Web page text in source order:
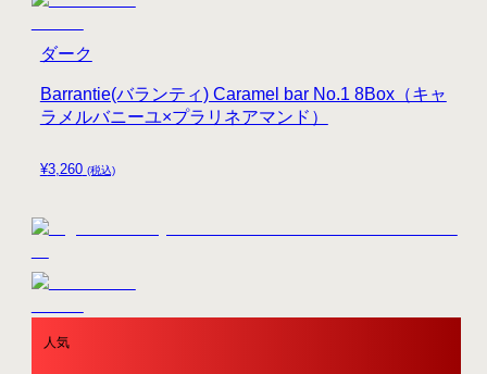
¥3,260 (税込)
Barrantie(バランティ) Caramel bar No.1 8Box（キャ
ラメルバニーユ×プラリネアマンド）
ダーク
人気